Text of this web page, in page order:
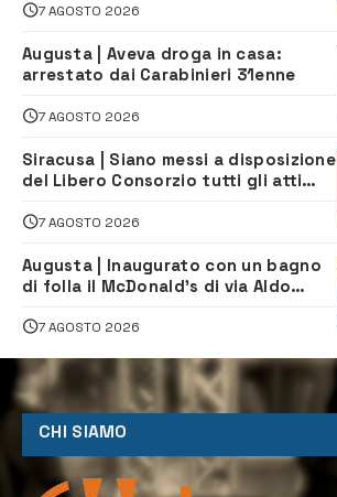
7 AGOSTO 2026
Augusta | Aveva droga in casa:
arrestato dai Carabinieri 31enne
7 AGOSTO 2026
Siracusa | Siano messi a disposizione
del Libero Consorzio tutti gli atti
7 AGOSTO 2026
Augusta | Inaugurato con un bagno
di folla il McDonald’s di via Aldo
7 AGOSTO 2026
CHI SIAMO